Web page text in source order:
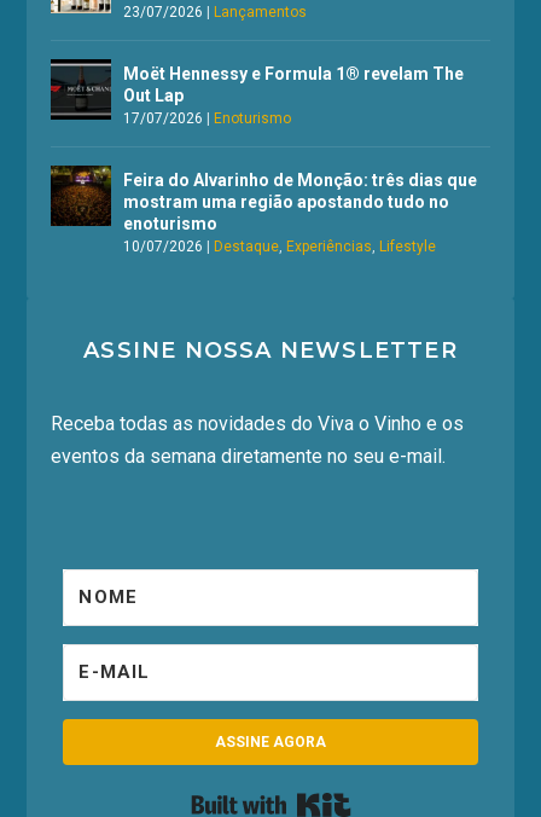
23/07/2026 |Lançamentos
Moët Hennessy e Formula 1® revelam The
Out Lap
17/07/2026 |Enoturismo
Feira do Alvarinho de Monção: três dias que
mostram uma região apostando tudo no
enoturismo
10/07/2026 |Destaque ,Experiências ,Lifestyle
ASSINE NOSSA NEWSLETTER
Receba todas as novidades do Viva o Vinho e os
eventos da semana diretamente no seu e-mail.
ASSINE AGORA